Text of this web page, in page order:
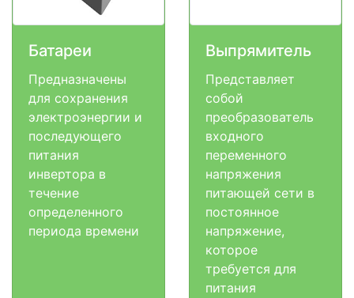
Батареи
Предназначены
для сохранения
электроэнергии и
последующего
питания
инвертора в
течение
определенного
периода времени
Выпрямитель
Представляет
собой
преобразователь
входного
переменного
напряжения
питающей сети в
постоянное
напряжение,
которое
требуется для
питания